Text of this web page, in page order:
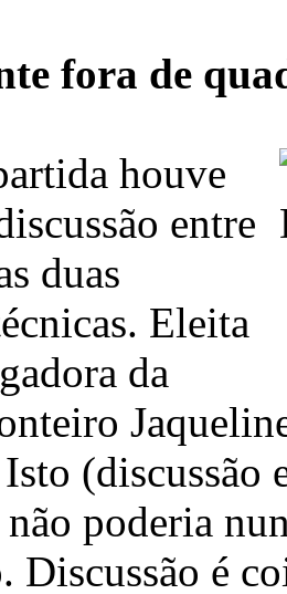
fora de
houve
entre
duas
Eleita
da
(discussão
poderia
Discussão é